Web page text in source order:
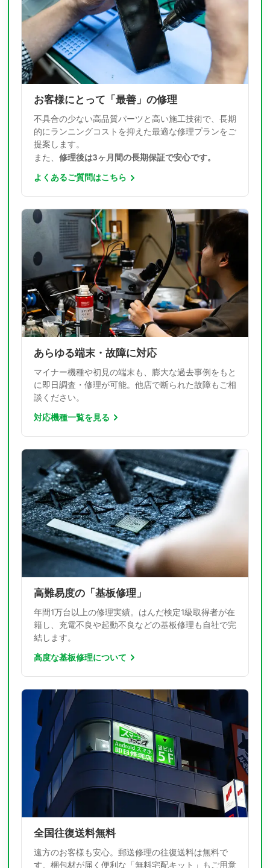
お客様にとって「最善」の修理
不具合の少ない高品質パーツと高い施工技術で、長期
的にランニングコストを抑えた最適な修理プランをご
提案します。
また、 修理後は3ヶ月間の長期保証で安心です。
よくあるご質問はこちら
あらゆる端末・故障に対応
マイナー機種や初見の端末も、膨大な過去事例をもと
に即日調査・修理が可能。他店で断られた故障もご相
談ください。
対応機種一覧を見る
高難易度の「基板修理」
年間1万台以上の修理実績。はんだ検定1級取得者が在
籍し、充電不良や起動不良などの基板修理も自社で完
結します。
高度な基板修理について
全国往復送料無料
遠方のお客様も安心。郵送修理の往復送料は無料で
す。梱包材が届く便利な「無料宅配キット」もご用意